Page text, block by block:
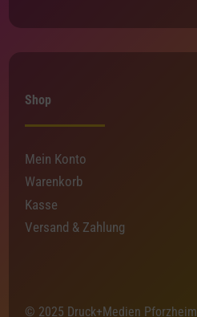
Shop
Mein Konto
Warenkorb
Kasse
Versand & Zahlung
© 2025 Druck+Medien Pforzheim